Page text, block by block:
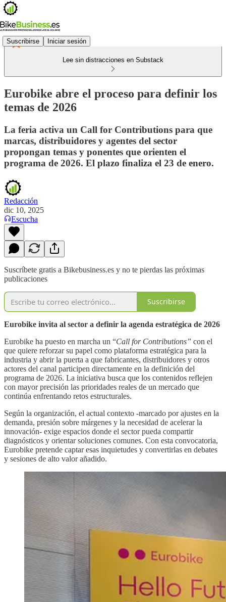
Suscribirse Iniciar sesión
Lee sin distracciones en Substack
Eurobike abre el proceso para definir los
temas de 2026
La feria activa un Call for Contributions para que
marcas, distribuidores y agentes del sector
propongan temas y ponentes que orienten el
programa de 2026. El plazo finaliza el 23 de enero.
Redacción
dic 10, 2025
Escucha
Suscríbete gratis a Bikebusiness.es y no te pierdas las próximas
publicaciones
Suscribirse
Eurobike invita al sector a definir la agenda estratégica de 2026
Eurobike ha puesto en marcha un “Call for Contributions” con el
que quiere reforzar su papel como plataforma estratégica para la
industria y abrir la puerta a que fabricantes, distribuidores y otros
actores del canal participen directamente en la definición del
programa de 2026. La iniciativa busca que los contenidos reflejen
con mayor precisión las prioridades reales de un mercado que
continúa enfrentando retos estructurales.
Según la organización, el actual contexto -marcado por ajustes en la
demanda, presión sobre márgenes y la necesidad de acelerar la
innovación- exige espacios donde el sector pueda compartir
diagnósticos y orientar soluciones comunes. Con esta convocatoria,
Eurobike pretende captar esas inquietudes y convertirlas en debates
y sesiones de alto valor añadido.